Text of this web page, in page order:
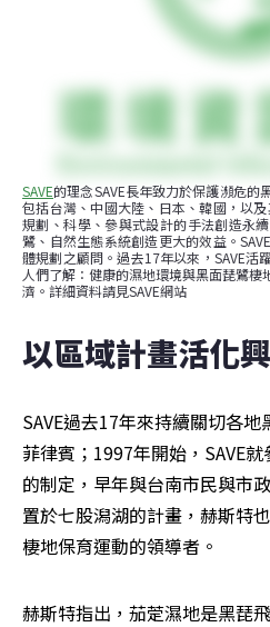
SAVE的理念SAVE長年致力於保護瀕危
包括台灣、中國大陸、日本、韓國，以
規劃、科學、參與式設計的手法創造永
鷺、自然生態系統創造更大的效益。
體規劃之顧問。過去17年以來，SAVE活
人們了解：健康的濕地環境與黑面琵鷺
濟。詳細資料請見SAVE網站
以區域計畫活化
SAVE過去17年來持續關切各
菲律賓；1997年開始，SAVE
的制定，早年與台南市民與市
置於七股潟湖的計畫，赫斯特
棲地保育運動的領導者。
赫斯特指出，茄萣濕地是黑琵